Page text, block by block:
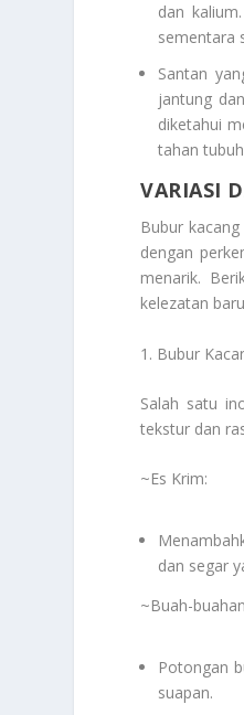
dan
sementara
Santan
jantung
diketahui
tahan
VARIASI
Bubur
dengan
menarik.
kelezatan
1. Bubur
Salah satu
tekstur dan
~Es Krim:
dan segar
~Buah-
Potongan
suapan.